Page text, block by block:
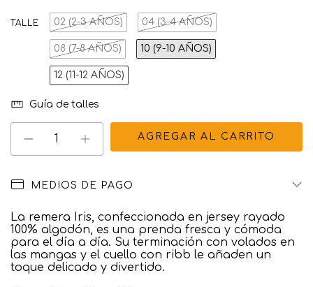
TALLE 02 (2-3 AÑOS) 04 (3-4 AÑOS)
08 (7-8 AÑOS) 10 (9-10 AÑOS)
12 (11-12 AÑOS)
Guía de talles
MEDIOS DE PAGO
La remera Iris, confeccionada en jersey rayado
100% algodón, es una prenda fresca y cómoda
para el día a día. Su terminación con volados en
las mangas y el cuello con ribb le añaden un
toque delicado y divertido.